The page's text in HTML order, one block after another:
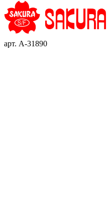
арт. A-31890